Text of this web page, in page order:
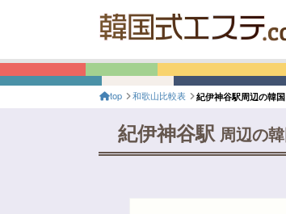
top 和歌山比較表 紀伊神谷駅周辺の韓
紀伊神谷駅 周辺の